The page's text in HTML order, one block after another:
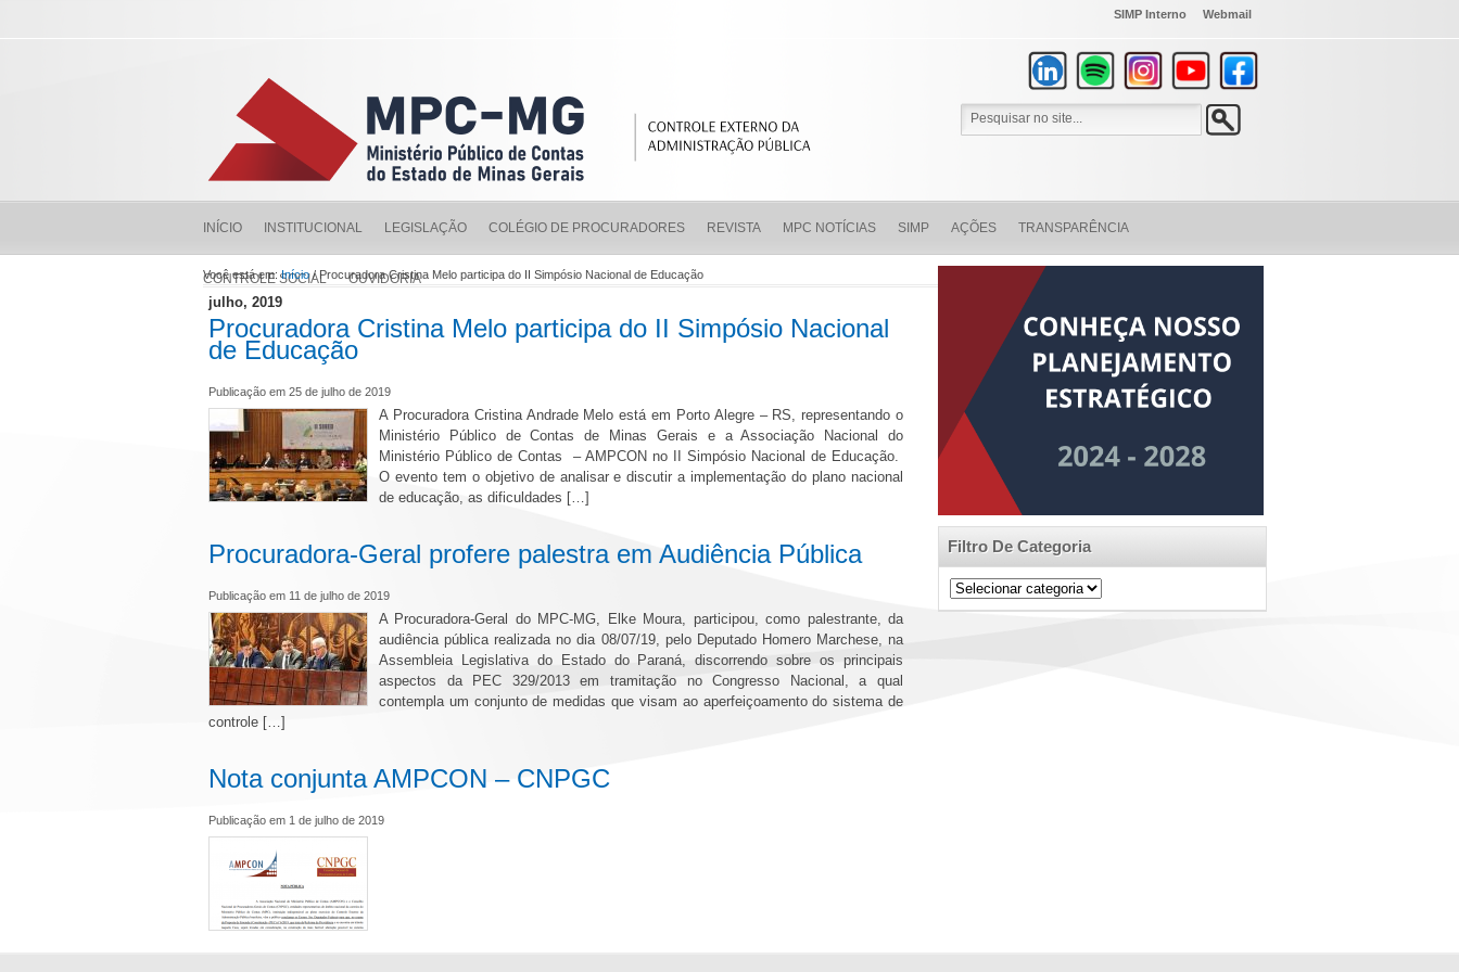
SIMP Interno Webmail
INÍCIO INSTITUCIONAL LEGISLAÇÃO COLÉGIO DE PROCURADORES REVISTA MPC NOTÍCIAS SIMP AÇÕES TRANSPARÊNCIA
CONTROLE SOCIAL OUVIDORIA
Filtro De Categoria
Filtro
Você está em:Início/ Procuradora Cristina Melo participa do II Simpósio Nacional de Educação
julho, 2019
Procuradora Cristina Melo participa do II Simpósio Nacional
de Educação
Publicação em 25 de julho de 2019
A Procuradora Cristina Andrade Melo está em Porto Alegre – RS, representando o
Ministério Público de Contas de Minas Gerais e a Associação Nacional do
Ministério Público de Contas – AMPCON no II Simpósio Nacional de Educação.
O evento tem o objetivo de analisar e discutir a implementação do plano nacional
de educação, as dificuldades […]
Procuradora-Geral profere palestra em Audiência Pública
Publicação em 11 de julho de 2019
A Procuradora-Geral do MPC-MG, Elke Moura, participou, como palestrante, da
audiência pública realizada no dia 08/07/19, pelo Deputado Homero Marchese, na
Assembleia Legislativa do Estado do Paraná, discorrendo sobre os principais
aspectos da PEC 329/2013 em tramitação no Congresso Nacional, a qual
contempla um conjunto de medidas que visam ao aperfeiçoamento do sistema de
controle […]
Nota conjunta AMPCON – CNPGC
Publicação em 1 de julho de 2019